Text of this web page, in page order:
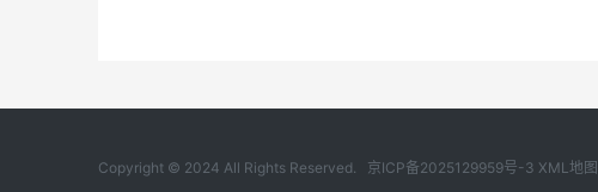
Copyright © 2024 All Rights Reserved. 京ICP备2025129959号-3 XML地图